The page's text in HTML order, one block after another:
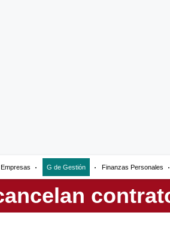
Empresas G de Gestión Finanzas Personales